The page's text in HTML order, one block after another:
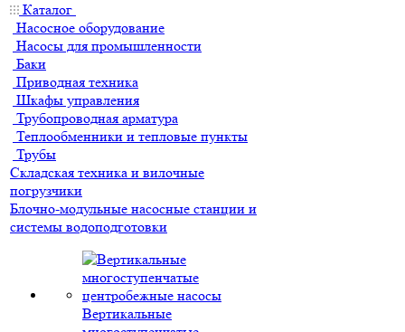
Каталог
Насосное оборудование
Насосы для промышленности
Баки
Приводная техника
Шкафы управления
Трубопроводная арматура
Теплообменники и тепловые пункты
Трубы
Складская техника и вилочные
погрузчики
Блочно-модульные насосные станции и
системы водоподготовки
Вертикальные